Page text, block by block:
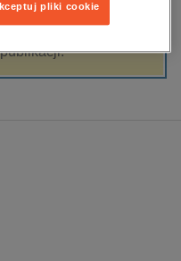
informatyka
pliki cookie